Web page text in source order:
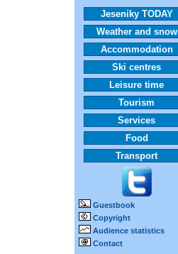
Jeseniky TODAY
Weather and snow
Accommodation
Ski centres
Leisure time
Tourism
Services
Food
Transport
Guestbook
Copyright
Audience statistics
Contact